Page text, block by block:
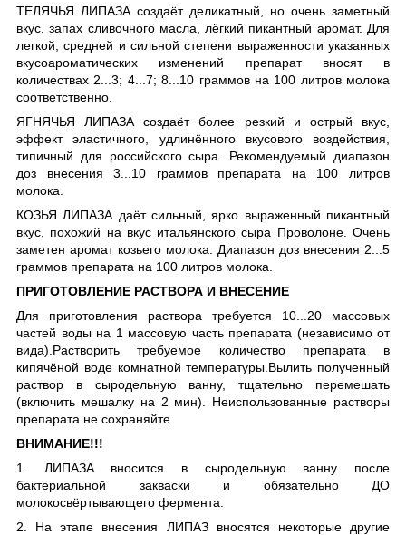
ТЕЛЯЧЬЯ ЛИПАЗА создаёт деликатный, но очень заметный
вкус, запах сливочного масла, лёгкий пикантный аромат. Для
легкой, средней и сильной степени выраженности указанных
вкусоароматических изменений препарат вносят в
количествах 2...3; 4...7; 8...10 граммов на 100 литров молока
соответственно.
ЯГНЯЧЬЯ ЛИПАЗА создаёт более резкий и острый вкус,
эффект эластичного, удлинённого вкусового воздействия,
типичный для российского сыра. Рекомендуемый диапазон
доз внесения 3...10 граммов препарата на 100 литров
молока.
КОЗЬЯ ЛИПАЗА даёт сильный, ярко выраженный пикантный
вкус, похожий на вкус итальянского сыра Проволоне. Очень
заметен аромат козьего молока. Диапазон доз внесения 2...5
граммов препарата на 100 литров молока.
ПРИГОТОВЛЕНИЕ РАСТВОРА И ВНЕСЕНИЕ
Для приготовления раствора требуется 10...20 массовых
частей воды на 1 массовую часть препарата (независимо от
вида).Растворить требуемое количество препарата в
кипячёной воде комнатной температуры.Вылить полученный
раствор в сыродельную ванну, тщательно перемешать
(включить мешалку на 2 мин). Неиспользованные растворы
препарата не сохраняйте.
ВНИМАНИЕ!!!
1. ЛИПАЗА вносится в сыродельную ванну после
бактериальной закваски и обязательно ДО
молокосвёртывающего фермента.
2. На этапе внесения ЛИПАЗ вносятся некоторые другие